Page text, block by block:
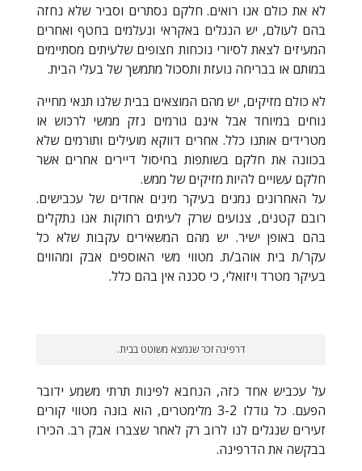
לא את כולם אנו רואים. חלקם נסתרים וסביר שלא נחזה
בהם לעולם, יש הנגלים באקראי ונעלמים בחטף ואחרים
המעיזים לצאת לסיורי נוכחות חצופים שלעיתים מסתיימים
במותם או בבריחה נועזת ותסכול מתמשך של בעלי הבית.
לא כולם מזיקים, יש מהם המוצאים בבית שלנו תנאי מחייה
נוחים במיוחד אבל אינם גורמים נזק ממשי לרכוש או
מטרידים אותנו כלל. אחרים דווקא מועילים ותורמים שלא
בכוונה את חלקם בשותפות בחיסול דיירים אחרים אשר
חלקם עשויים להיות מזיקים של ממש.
על האחרונים נמנים בעיקר מינים אחדים של עכבישים.
רובם קטנים, צנועים שרק לעיתים רחוקות אנו נתקלים
בהם באופן ישיר. יש מהם המשאירים עקבות שלא כל
עקר/ת בית אוהב/ת. מטווי משי האוספים אבק ומהווים
בעיקר מטרד ויזואלי, כי סכנה אין בהם כלל.
דרפינה זכר שנמצא משוטט בבית.
על עכביש אחד כזה, הנחבא לפינות תרתי משמע ידובר
הפעם. כל גודלו 3-2 מלימטרים, הוא בונה מטווי קורים
זעירים שנגלים לנו לרוב רק לאחר שצברו אבק רב. הכירו
בבקשה את הדרפינה.